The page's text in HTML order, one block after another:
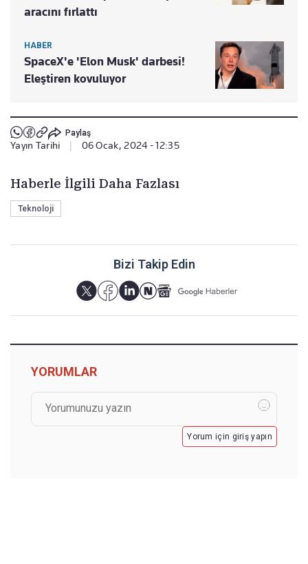
aracını fırlattı
HABER
SpaceX'e 'Elon Musk' darbesi!
Eleştiren kovuluyor
Paylaş
Yayın Tarihi 06 Ocak, 2024 - 12:35
Haberle İlgili Daha Fazlası
Teknoloji
Bizi Takip Edin
YORUMLAR
Yorum için giriş yapın